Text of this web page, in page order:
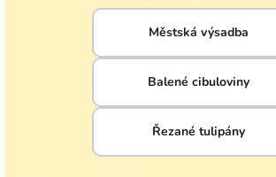
Městská výsadba
Balené cibuloviny
Řezané tulipány